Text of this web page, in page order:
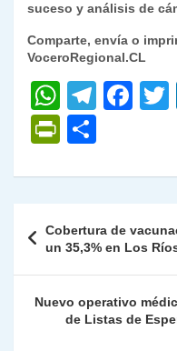
suceso y análisis de
Comparte, envía o
VoceroRegional.CL
W
h
at
s
p
p
T
gr
m
F
e
o
o
k
P
nt
Fr
ie
n
dl
y
m
ar
tir
de
entradas
Cobertura de
un 35,3% en Los
Nuevo operativo
de Listas de